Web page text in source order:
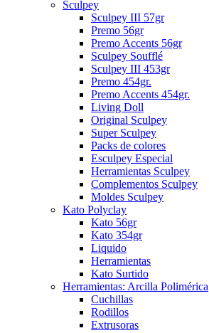
Sculpey
Sculpey III 57gr
Premo 56gr
Premo Accents 56gr
Sculpey Soufflé
Sculpey III 453gr
Premo 454gr.
Premo Accents 454gr.
Living Doll
Original Sculpey
Super Sculpey
Packs de colores
Esculpey Especial
Herramientas Sculpey
Complementos Sculpey
Moldes Sculpey
Kato Polyclay
Kato 56gr
Kato 354gr
Liquido
Herramientas
Kato Surtido
Herramientas: Arcilla Polimérica
Cuchillas
Rodillos
Extrusoras